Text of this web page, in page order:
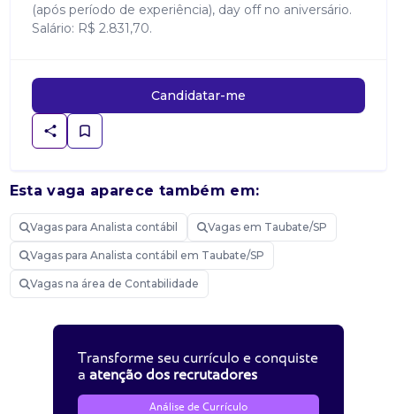
(após período de experiência), day off no aniversário.
Salário: R$ 2.831,70.
Candidatar-me
Esta vaga aparece também em:
Vagas para Analista contábil Vagas em Taubate/SP
Vagas para Analista contábil em Taubate/SP
Vagas na área de Contabilidade
Transforme seu currículo e conquiste
a atenção dos recrutadores
Análise de Currículo